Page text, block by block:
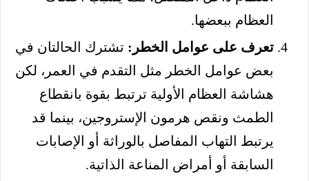
العظام ببعضها.
تعرف على عوامل الخطر: تشترك الحالتان في
بعض عوامل الخطر مثل التقدم في العمر، لكن
هشاشة العظام الأولية ترتبط بقوة بانقطاع
الطمث ونقص هرمون الإستروجين، بينما قد
يرتبط التهاب المفاصل بالوراثة أو الإصابات
السابقة أو أمراض المناعة الذاتية.